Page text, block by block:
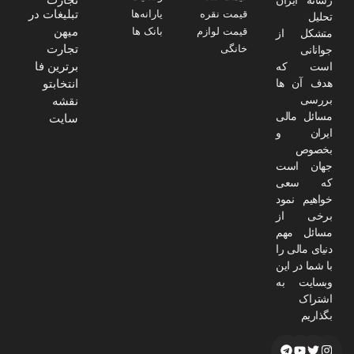
تحلیل
متشکل از
جوانانی
است که
هدف آن ها
بررسی
مسائل مالی
ایران و
بخصوص
جهان است
که سعی
خواهیم نمود
برخی از
مسائل مهم
دنیای مالی را
با شما در این
وبسایت به
اشتراک
بگذاریم
قیمت نقره
قیمت لوازم
خانگی
یارانه‌ها
بانک ها
تبلیغات در
میهن
تجارت
برترین فا
انتخابتو
نقشه
سایت